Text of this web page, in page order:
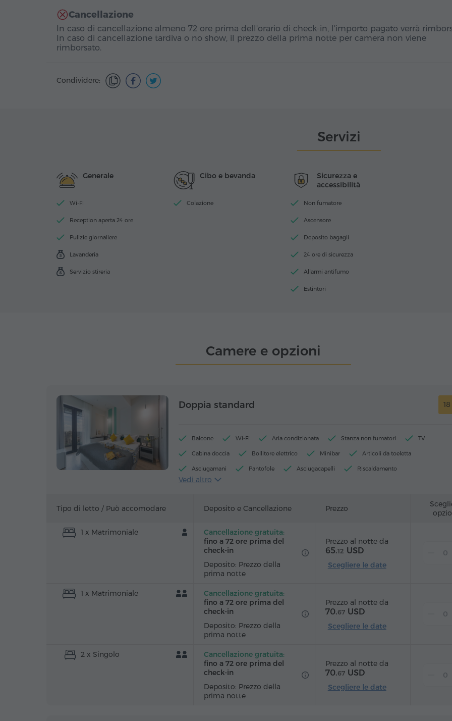
Cancellazione
In caso di cancellazione almeno 72 ore prima dell'orario di check-in, l'importo pagato verrà
In caso di cancellazione tardiva o no show, il prezzo della prima notte per camera non viene
rimborsato.
Condividere:
Servizi
Generale
Wi-Fi
Reception aperta 24 ore
Pulizie giornaliere
Lavanderia
Servizio stireria
Cibo e bevanda
Colazione
Sicurezza e
accessibilità
Non fumatore
Ascensore
Deposito bagagli
24 ore di sicurezza
Allarmi antifumo
Estintori
Camere e opzioni
Doppia standard
Balcone Wi-Fi Aria condizionata Stanza non fumatori TV
Cabina doccia Bollitore elettrico Minibar Articoli da toeletta
Asciugamani Pantofole Asciugacapelli Riscaldamento
Armadio/Guardaroba
Ferro da stiro con asse (su richiesta)
Vedi altro
Tipo di letto / Può accomodare Deposito e Cancellazione Prezzo
1 x Matrimoniale
Cancellazione gratuita:
fino a 72 ore prima del
check‑in
Deposito: Prezzo della
prima notte
Prezzo al notte da
65.12 USD
Scegliere le date
1 x Matrimoniale
Cancellazione gratuita:
fino a 72 ore prima del
check‑in
Deposito: Prezzo della
prima notte
Prezzo al notte da
70.67 USD
Scegliere le date
2 x Singolo
Cancellazione gratuita:
fino a 72 ore prima del
check‑in
Deposito: Prezzo della
prima notte
Prezzo al notte da
70.67 USD
Scegliere le date